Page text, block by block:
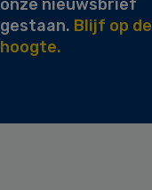
onze nieuwsbrief
gestaan. Blijf op de
hoogte.